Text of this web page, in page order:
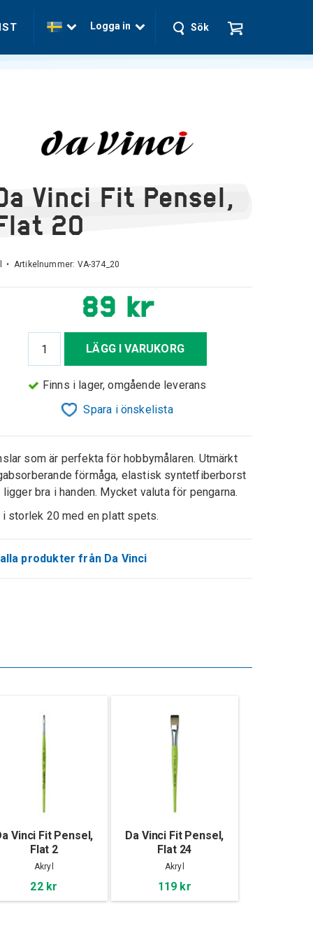
Logga in Sök
Vinci Fit Pensel,
20
• Artikelnummer: VA-374_20
89 kr
LÄGG I VARUKORG
Finns i lager, omgående leverans
Spara i önskelista
som är perfekta för hobbymålaren. Utmärkt
förmåga, elastisk syntetfiberborst
ligger bra i handen. Mycket valuta för pengarna.
i storlek 20 med en platt spets.
produkter från Da Vinci
Vinci Fit Pensel,
Flat 2
Akryl
22 kr
Da Vinci Fit Pensel,
Flat 24
Akryl
119 kr